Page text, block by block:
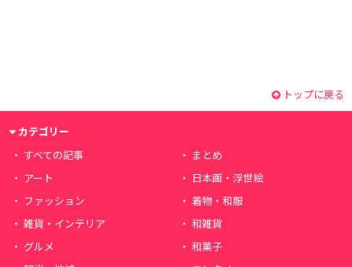
トップに戻る
カテゴリー
すべての記事
まとめ
アート
日本画・浮世絵
ファッション
着物・和服
雑貨・インテリア
和雑貨
グルメ
和菓子